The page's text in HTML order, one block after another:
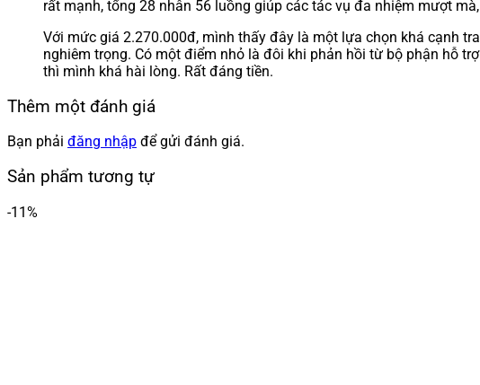
rất mạnh, tổng 28 nhân 56 luồng giúp các tác vụ đa nhiệm mượt
Với mức giá 2.270.000đ, mình thấy đây là một lựa chọn khá cạnh
nghiêm trọng. Có một điểm nhỏ là đôi khi phản hồi từ bộ phận hỗ
thì mình khá hài lòng. Rất đáng tiền.
Thêm một đánh giá
Bạn phải đăng nhập để gửi đánh giá.
Sản phẩm tương tự
-11%